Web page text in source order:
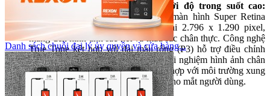
Chất lượng hiển thị vượt trội với độ trong suốt cao:
iPhone 14 Pro Max được trang bị màn hình Super Retina
XDR OLED 6,7 inch, độ phân giải 2.796 x 1.290 pixel,
mang đến hình ảnh sắc nét và màu sắc chân thực. Công nghệ
True Tone kết hợp với dải màu rộng (P3) hỗ trợ điều chỉnh
màu sắc và độ hiển thị, mang đến trải nghiệm hình ảnh chân
thực và sống động hơn, độ sáng phù hợp với môi trường xung
quanh, từ đó tạo cảm giác thoải mái cho mắt người dùng.
Danh sách chuỗi đại lý ủy quyền và cửa hàng...